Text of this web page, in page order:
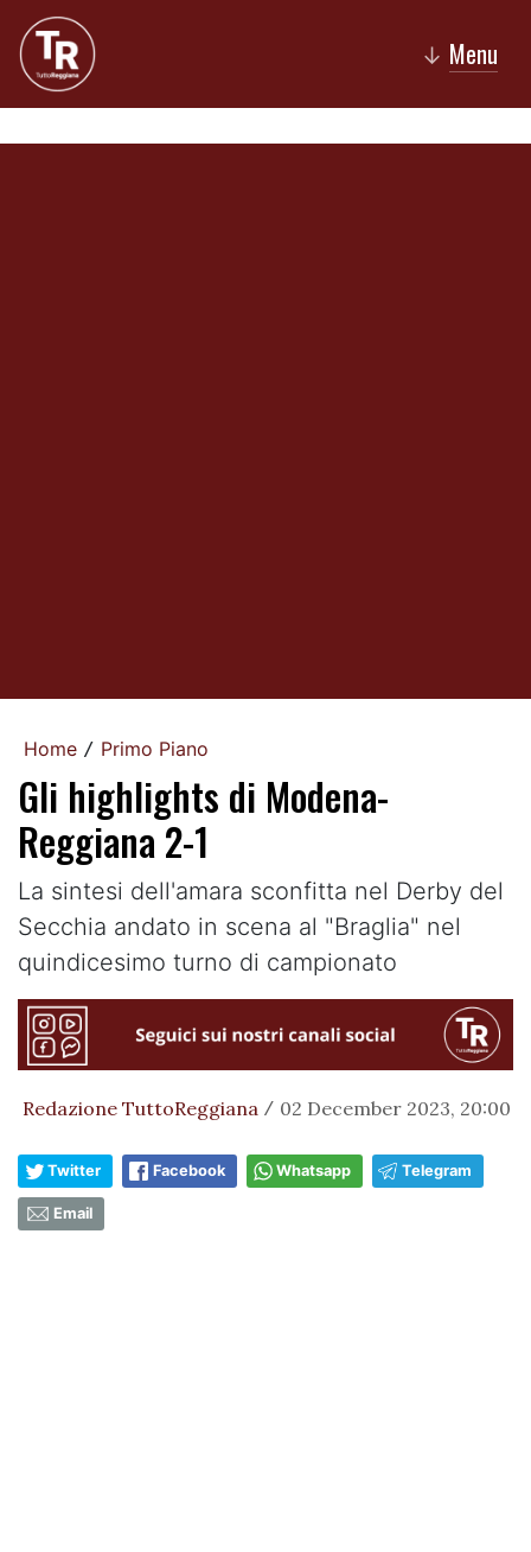
↓ Menu
Home / Primo Piano
Gli highlights di Modena-
Reggiana 2-1
La sintesi dell'amara sconfitta nel Derby del
Secchia andato in scena al "Braglia" nel
quindicesimo turno di campionato
Redazione TuttoReggiana / 02 December 2023, 20:00
Twitter Facebook Whatsapp Telegram
Email